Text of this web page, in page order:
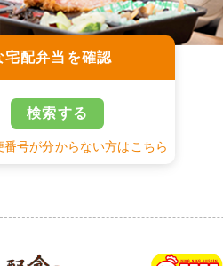
宅配弁当を確認
検索する
号が分からない方はこちら